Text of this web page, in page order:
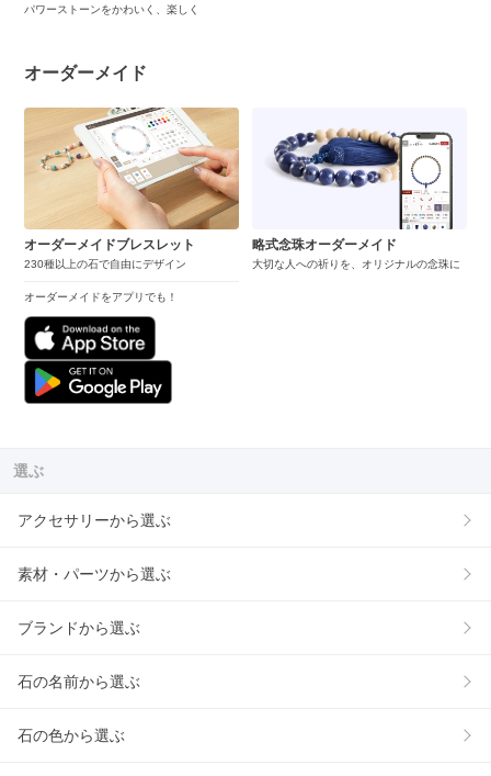
パワーストーンをかわいく、楽しく
オーダーメイド
オーダーメイドブレスレット
230種以上の石で自由にデザイン
オーダーメイドをアプリでも！
略式念珠オーダーメイド
大切な人への祈りを、オリジナルの念珠に
選ぶ
アクセサリーから選ぶ
素材・パーツから選ぶ
ブランドから選ぶ
石の名前から選ぶ
石の色から選ぶ